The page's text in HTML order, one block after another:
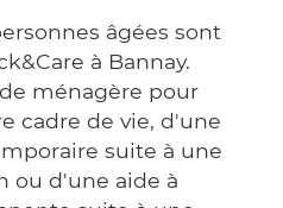
âgées sont
à Bannay.
ménagère pour
cadre de vie, d'une
suite à une
ou d'une aide à